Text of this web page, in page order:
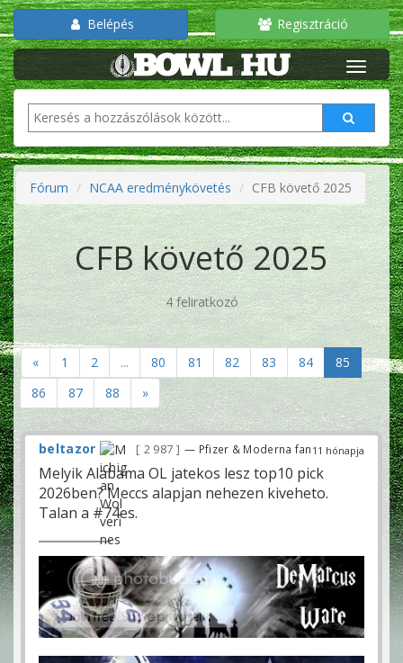
Belépés Regisztráció
Fórum NCAA eredménykövetés CFB követő 2025
CFB követő 2025
4 feliratkozó
« 1 2 ... 80 81 82 83 84
85
86
87 88 »
11 hónapja
beltazor 2 987 — Pfizer & Moderna fan
Melyik Alabama OL jatekos lesz top10 pick
2026ben? Meccs alapjan nehezen kiveheto.
Talan a #74es.